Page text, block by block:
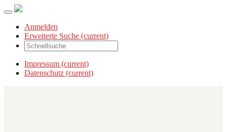
Anmelden
Erweiterte Suche (current)
Impressum (current)
Datenschutz (current)